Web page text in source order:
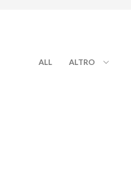
ALL ALTRO